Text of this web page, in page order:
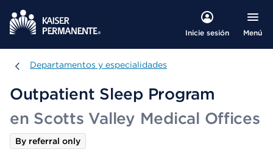
Inicie sesión Menú
Departamentos y especialidades
Departamentos y especialidades
Outpatient Sleep Program
en Scotts Valley Medical Offices
By referral only